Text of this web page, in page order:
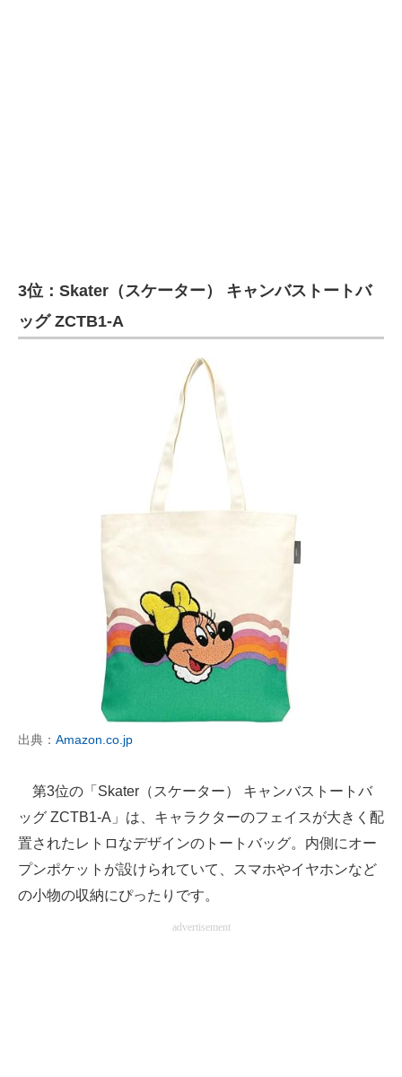
3位：Skater（スケーター） キャンバストートバ
ッグ ZCTB1-A
出典： Amazon.co.jp
第3位の「Skater（スケーター） キャンバストートバ
ッグ ZCTB1-A」は、キャラクターのフェイスが大きく配
置されたレトロなデザインのトートバッグ。内側にオー
プンポケットが設けられていて、スマホやイヤホンなど
の小物の収納にぴったりです。
advertisement